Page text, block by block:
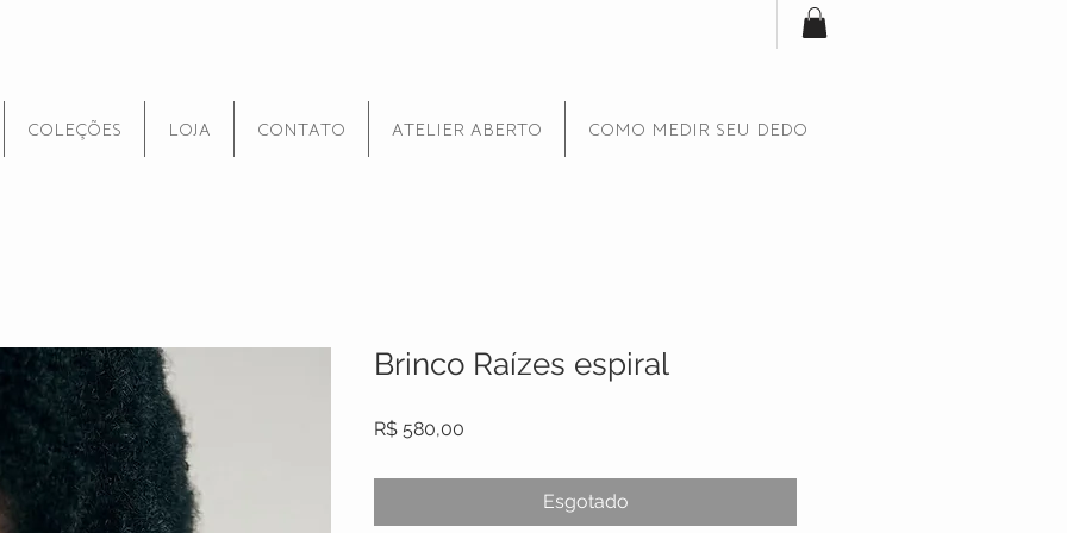
COLEÇÕES LOJA CONTATO ATELIER ABERTO COMO MEDIR SEU DEDO
Brinco Raízes espiral
R$ 580,00
Esgotado